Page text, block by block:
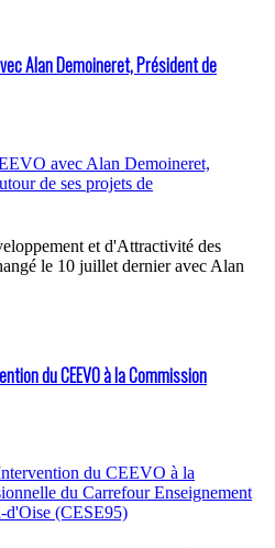
Alan Demoineret, Président de
et d'Attractivité des
le 10 juillet dernier avec Alan
du CEEVO à la Commission